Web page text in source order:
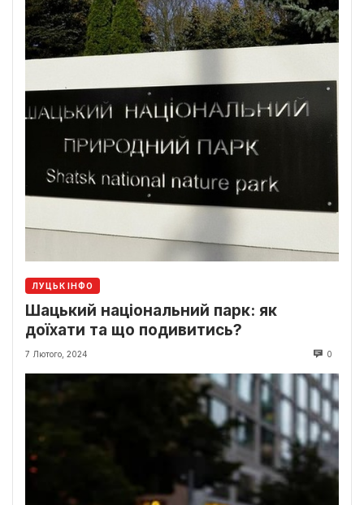
ЛУЦЬК ІНФО
Шацький національний парк: як
доїхати та що подивитись?
7 Лютого, 2024 0